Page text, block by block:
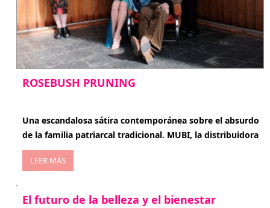
ROSEBUSH PRUNING
Una escandalosa sátira contemporánea sobre el absurdo
de la familia patriarcal tradicional. MUBI, la distribuidora
LEER MÁS
El futuro de la belleza y el bienestar